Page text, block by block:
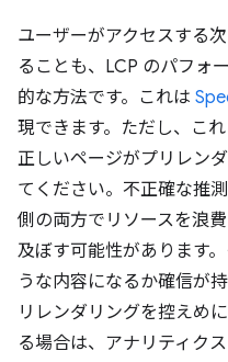
ユーザーがアクセスする
ることも、LCP のパフォ
的な方法です。これは
現できます。ただし、こ
正しいページがプリレン
てください。不正確な推
側の両方でリソースを浪
及ぼす可能性があります
うな内容になるか確信が
リレンダリングを控えめ
る場合は、アナリティク